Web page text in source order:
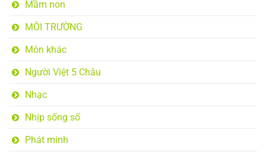
Mầm non
MÔI TRƯỜNG
Môn khác
Người Việt 5 Châu
Nhạc
Nhịp sống số
Phát minh